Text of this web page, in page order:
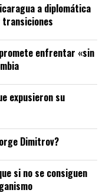
a diplomática
transiciones
promete enfrentar «sin
expusieron su
Dimitrov?
si no se consiguen